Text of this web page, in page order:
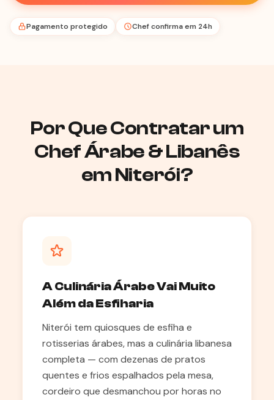
Pagamento protegido Chef confirma em 24h
Por Que Contratar um
Chef Árabe & Libanês
em Niterói?
A Culinária Árabe Vai Muito
Além da Esfiharia
Niterói tem quiosques de esfiha e
rotisserias árabes, mas a culinária libanesa
completa — com dezenas de pratos
quentes e frios espalhados pela mesa,
cordeiro que desmanchou por horas no